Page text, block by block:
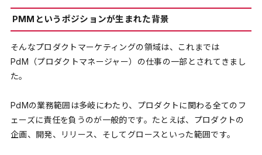
PMMというポジションが生まれた背景
そんなプロダクトマーケティングの領域は、これまでは
PdM（プロダクトマネージャー）の仕事の一部とされてきまし
た。
PdMの業務範囲は多岐にわたり、プロダクトに関わる全てのフ
ェーズに責任を負うのが一般的です。たとえば、プロダクトの
企画、開発、リリース、そしてグロースといった範囲です。